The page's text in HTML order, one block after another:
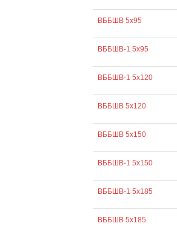
ВББШВ 5х95
ВББШВ-1 5х95
ВББШВ-1 5х120
ВББШВ 5х120
ВББШВ 5х150
ВББШВ-1 5х150
ВББШВ-1 5х185
ВББШВ 5х185